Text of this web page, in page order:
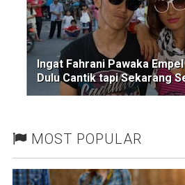
Ingat Fahrani Pawaka
Dulu Cantik tapi Sekarang
MOST POPULAR